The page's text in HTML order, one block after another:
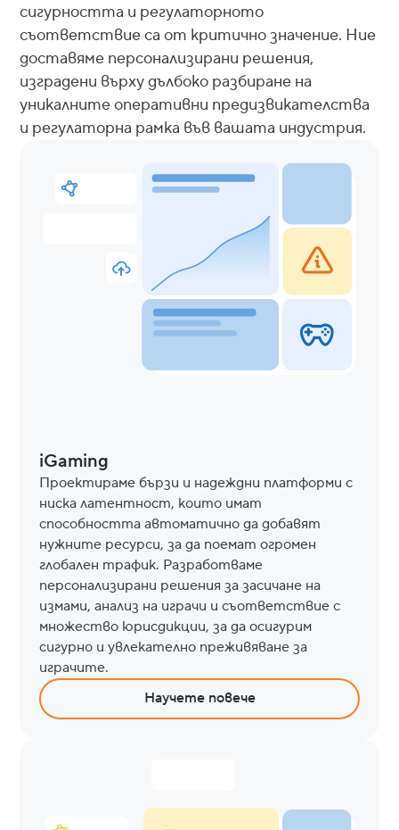
сигурността и регулаторното
съответствие са от критично значение. Ние
доставяме персонализирани решения,
изградени върху дълбоко разбиране на
уникалните оперативни предизвикателства
и регулаторна рамка във вашата индустрия.
iGaming
Проектираме бързи и надеждни платформи с
ниска латентност, които имат
способността автоматично да добавят
нужните ресурси, за да поемат огромен
глобален трафик. Разработваме
персонализирани решения за засичане на
измами, анализ на играчи и съответствие с
множество юрисдикции, за да осигурим
сигурно и увлекателно преживяване за
играчите.
Научете повече